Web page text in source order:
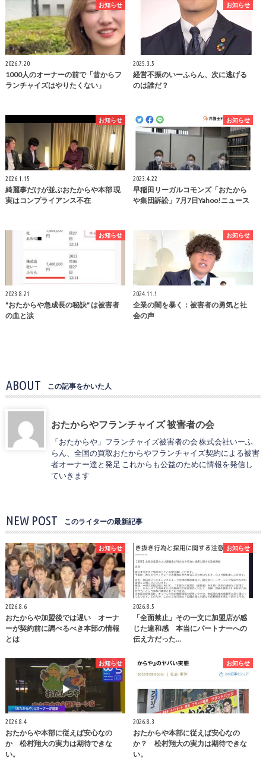
お知らせ
2026.7.20
1000人のオーナーの前で「昔からフ
ランチャイズはやりたくない」
お知らせ
2025.3.5
経営不振のいーふらん、次に逃げる
のは誰だ？
お知らせ
2026.1.15
綺麗事だけが並ぶおたからや本部 現
実はコンプライアンス不在
お知らせ
2023.4.22
早稲田リーガルコモンズ「おたから
や集団訴訟」7月7日Yahoo!ニュース
お知らせ
2023.8.21
"おたからや急成長の秘訣" は被害者
の血と涙
お知らせ
2024.11.1
企業の闇を暴く：被害者の勇気と社
会の声
ABOUT この記事をかいた人
おたからやフランチャイズ 被害者の会
「おたからや」フランチャイズ被害者の会 株式会社いーふ
らん、全国の買取おたからやフランチャイズ契約による被害
者オーナー達と発足 これからも公益のために情報を発信し
ていきます
NEW POST このライターの最新記事
お知らせ
2026.8.6
おたからや加盟後では遅い オーナ
ーが契約前に調べるべき本部の情報
とは
お知らせ
2026.8.5
「全面禁止」その一文に加盟店が感
じた違和感 本当にパートナーへの
伝え方だった…
お知らせ
2026.8.4
おたからや本部に従えば安心なの
か 松村翔大の実力は期待できな
い。
お知らせ
2026.8.3
おたからや本部に従えば安心なの
か？ 松村翔大の実力は期待できな
い。